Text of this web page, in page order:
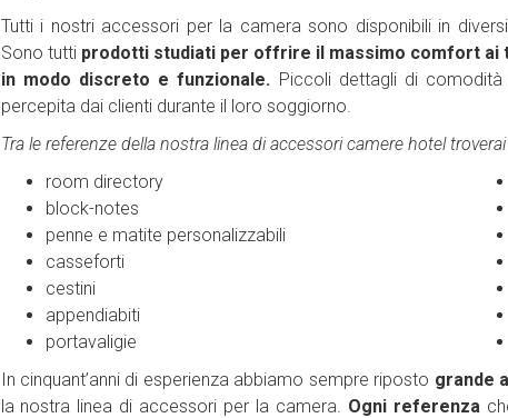
Tutti i nostri accessori per la camera sono disponibili in
Sono tuttiprodotti studiati per offrire il massimo comfort ai
in modo discreto e funzionale. Piccoli dettagli di
percepita dai clienti durante il loro soggiorno.
Tra le referenze della nostra linea di accessori camere hotel troverai
room directory
block-notes
penne e matite personalizzabili
casseforti
cestini
appendiabiti
portavaligie
In cinquant’anni di esperienza abbiamo sempre riposto grande
la nostra linea di accessori per la camera. Ogni referenza